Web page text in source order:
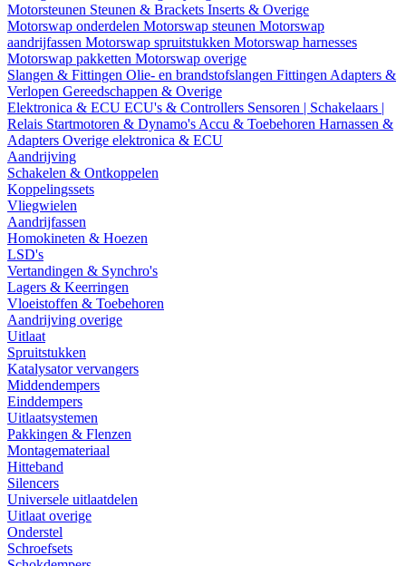
Motorsteunen Steunen & Brackets Inserts & Overige
Motorswap onderdelen Motorswap steunen Motorswap
aandrijfassen Motorswap spruitstukken Motorswap harnesses
Motorswap pakketten Motorswap overige
Slangen & Fittingen Olie- en brandstofslangen Fittingen Adapters &
Verlopen Gereedschappen & Overige
Elektronica & ECU ECU's & Controllers Sensoren | Schakelaars |
Relais Startmotoren & Dynamo's Accu & Toebehoren Harnassen &
Adapters Overige elektronica & ECU
Aandrijving
Schakelen & Ontkoppelen
Koppelingssets
Vliegwielen
Aandrijfassen
Homokineten & Hoezen
LSD's
Vertandingen & Synchro's
Lagers & Keerringen
Vloeistoffen & Toebehoren
Aandrijving overige
Uitlaat
Spruitstukken
Katalysator vervangers
Middendempers
Einddempers
Uitlaatsystemen
Pakkingen & Flenzen
Montagemateriaal
Hitteband
Silencers
Universele uitlaatdelen
Uitlaat overige
Onderstel
Schroefsets